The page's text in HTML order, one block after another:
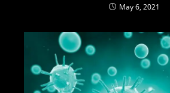
May 6, 2021